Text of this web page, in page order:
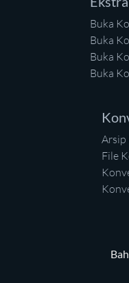
Buka
Buka
Buka
Buka
Arsip
File